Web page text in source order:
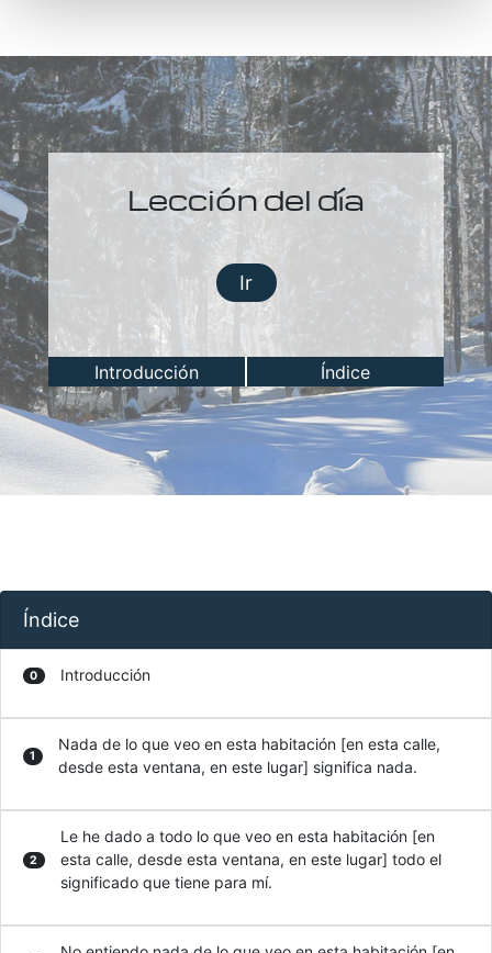
Lección del día
Ir
Introducción Índice
Índice
0 Introducción
1
Nada de lo que veo en esta habitación [en esta calle,
desde esta ventana, en este lugar] significa nada.
2
Le he dado a todo lo que veo en esta habitación [en
esta calle, desde esta ventana, en este lugar] todo el
significado que tiene para mí.